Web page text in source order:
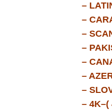
–
–
–
–
–
–
–
– 4K–(